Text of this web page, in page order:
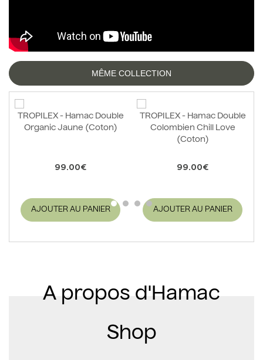
MÊME COLLECTION
TROPILEX - Hamac Double
Organic Jaune (Coton)
99.00€
AJOUTER AU PANIER
TROPILEX - Hamac Double
Colombien Chill Love
(Coton)
99.00€
AJOUTER AU PANIER
A propos d'Hamac
Shop